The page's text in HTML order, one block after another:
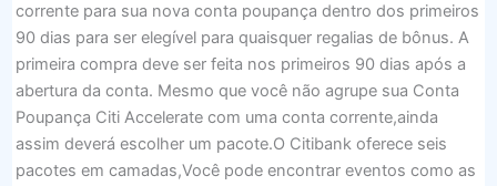
corrente para sua nova conta poupança dentro dos primeiros
90 dias para ser elegível para quaisquer regalias de bônus. A
primeira compra deve ser feita nos primeiros 90 dias após a
abertura da conta. Mesmo que você não agrupe sua Conta
Poupança Citi Accelerate com uma conta corrente,ainda
assim deverá escolher um pacote.O Citibank oferece seis
pacotes em camadas,Você pode encontrar eventos como as